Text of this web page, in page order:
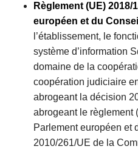
Règlement (UE) 2018/
européen et du
l’établissement, le
système d’information
domaine de la
coopération judiciaire
abrogeant la décision
abrogeant le règlement
Parlement européen et
2010/261/UE de la